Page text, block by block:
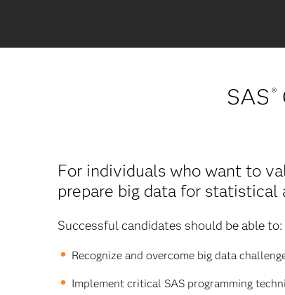
SAS ®
For individuals who want to
prepare big data for statistical
Successful candidates should be able to:
Recognize and overcome big data
Implement critical SAS programming